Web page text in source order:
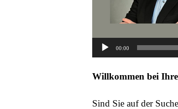
00:00
Willkommen bei
Sind Sie auf der